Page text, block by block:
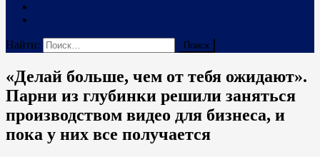
Найти:
«Делай больше, чем от тебя ожидают».
Парни из глубинки решили заняться
производством видео для бизнеса, и
пока у них все получается